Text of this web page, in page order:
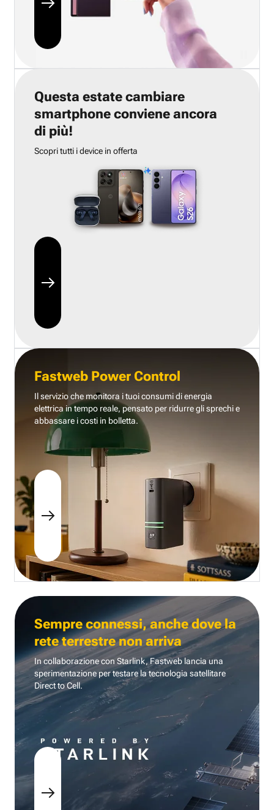
Questa estate cambiare
smartphone conviene ancora
di più!
Scopri tutti i device in offerta
Fastweb Power Control
Il servizio che monitora i tuoi consumi di energia
elettrica in tempo reale, pensato per ridurre gli sprechi e
abbassare i costi in bolletta.
Sempre connessi, anche dove la
rete terrestre non arriva
In collaborazione con Starlink, Fastweb lancia una
sperimentazione per testare la tecnologia satellitare
Direct to Cell.